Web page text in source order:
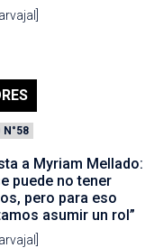
N°58
a Myriam Mellado:
puede no tener
pero para eso
asumir un rol”